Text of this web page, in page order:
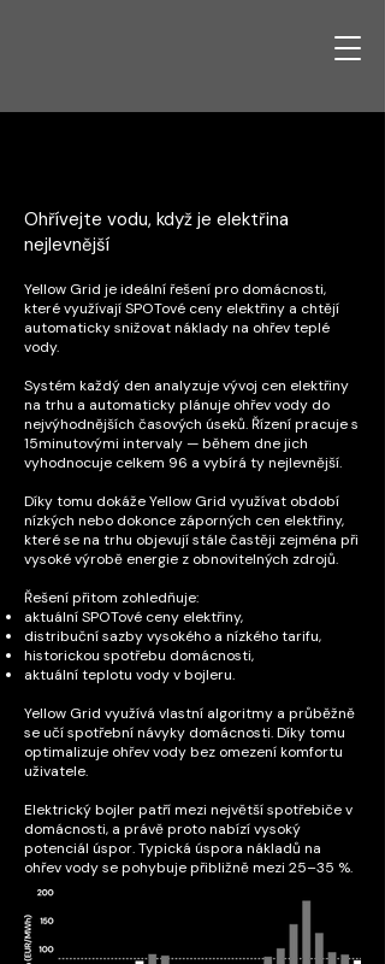
Ohřívejte vodu, když je elektřina
nejlevnější
Yellow Grid je ideální řešení pro domácnosti,
které využívají SPOTové ceny elektřiny a chtějí
automaticky snižovat náklady na ohřev teplé
vody.
Systém každý den analyzuje vývoj cen elektřiny
na trhu a automaticky plánuje ohřev vody do
nejvýhodnějších časových úseků. Řízení pracuje s
15minutovými intervaly — během dne jich
vyhodnocuje celkem 96 a vybírá ty nejlevnější.
Díky tomu dokáže Yellow Grid využívat období
nízkých nebo dokonce záporných cen elektřiny,
které se na trhu objevují stále častěji zejména při
vysoké výrobě energie z obnovitelných zdrojů.
Řešení přitom zohledňuje:
aktuální SPOTové ceny elektřiny,
distribuční sazby vysokého a nízkého tarifu,
historickou spotřebu domácnosti,
aktuální teplotu vody v bojleru.
Yellow Grid využívá vlastní algoritmy a průběžně
se učí spotřební návyky domácnosti. Díky tomu
optimalizuje ohřev vody bez omezení komfortu
uživatele.
Elektrický bojler patří mezi největší spotřebiče v
domácnosti, a právě proto nabízí vysoký
potenciál úspor. Typická úspora nákladů na
ohřev vody se pohybuje přibližně mezi 25–35 %.